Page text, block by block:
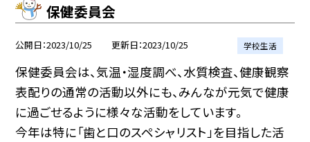
保健委員会
公開日 2023/10/25 更新日 2023/10/25 学校生活
保健委員会は、気温・湿度調べ、水質検査、健康観察
表配りの通常の活動以外にも、みんなが元気で健康
に過ごせるように様々な活動をしています。
今年は特に「歯と口のスペシャリスト」を目指した活